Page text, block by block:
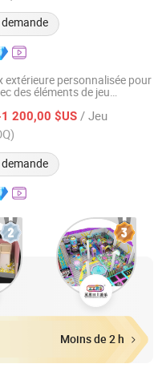
extérieure personnalisée pour
des éléments de jeu
200,00 $US / Jeu
2025
Moins de 2 h